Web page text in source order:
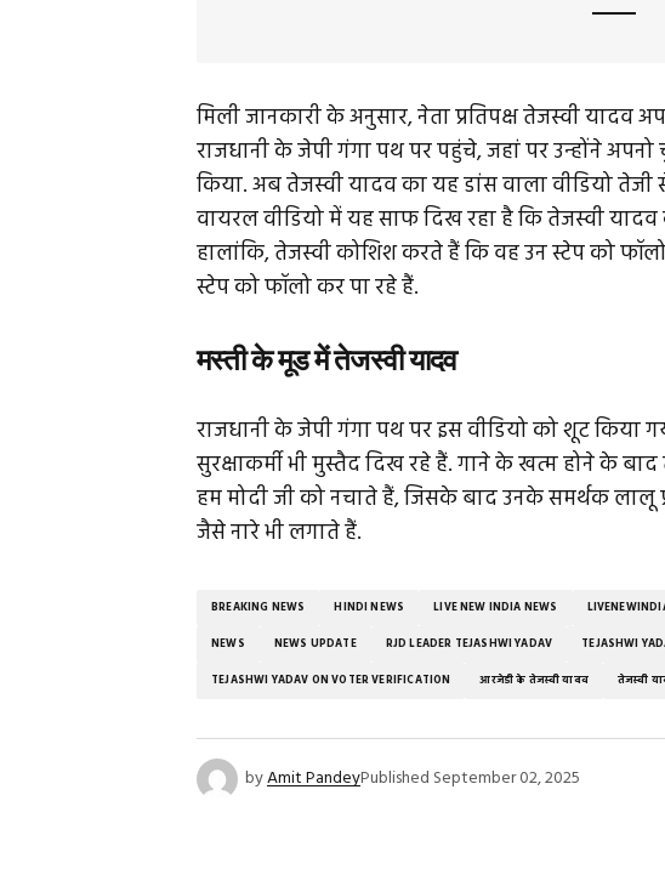
मिली जानकारी के अनुसार, नेता प्रतिपक्ष तेजस्वी यादव
राजधानी के जेपी गंगा पथ पर पहुंचे, जहां पर उन्होंने
किया. अब तेजस्वी यादव का यह डांस वाला वीडियो तेजी
वायरल वीडियो में यह साफ दिख रहा है कि तेजस्वी यादव
हालांकि, तेजस्वी कोशिश करते हैं कि वह उन स्टेप को
स्टेप को फॉलो कर पा रहे हैं.
मस्ती के मूड में तेजस्वी यादव
राजधानी के जेपी गंगा पथ पर इस वीडियो को शूट किया
सुरक्षाकर्मी भी मुस्तैद दिख रहे हैं. गाने के खत्म होने के
हम मोदी जी को नचाते हैं, जिसके बाद उनके समर्थक लालू
जैसे नारे भी लगाते हैं.
BREAKING NEWS HINDI NEWS LIVE NEW INDIA NEWS
NEWS NEWS UPDATE RJD LEADER TEJASHWI YADAV TEJASHWI
TEJASHWI YADAV ON VOTER VERIFICATION आरजेडी के तेजस्वी यादव तेजस्वी
byAmit PandeyPublished September 02, 2025